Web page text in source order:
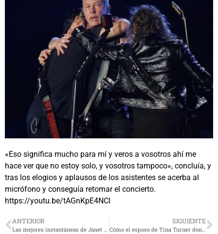
«Eso significa mucho para mí y veros a vosotros ahí me
hace ver que no estoy solo, y vosotros tampoco», concluía, y
tras los elogios y aplausos de los asistentes se acerba al
micrófono y conseguía retomar el concierto.
https://youtu.be/tAGnKpE4NCI
ANTERIOR
Las mejores instantáneas de Janet Jackson: sirena en traje de baño, abdominales e incidente del Super Bowl
SIGUIENTE
Cómo el esposo de Tina Turner donó un órgano para salvarla porque ‘no quería a otra mujer’